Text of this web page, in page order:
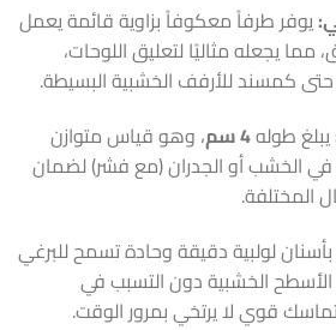
يوفر طرفاً معكوفاً بزاوية قائمة يعمل
يجعله مثاليًا لتعليق اللوحات،
حتى كمسند للأرفف الخشبية البسيطة.
يبلغ طوله4 سم
، وهو قياس متوازن
الخشب أو الجدران (مع فشر) لضمان
المختلفة.
بأسنان لولبية دقيقة وحادة تسمح للبرغي
الخشبية دون التسبب في
قوي لا يرتخي بمرور الوقت.